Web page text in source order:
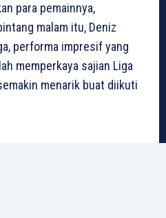
para pemainnya,
malam itu, Deniz
performa impresif yang
memperkaya sajian Liga
menarik buat diikuti